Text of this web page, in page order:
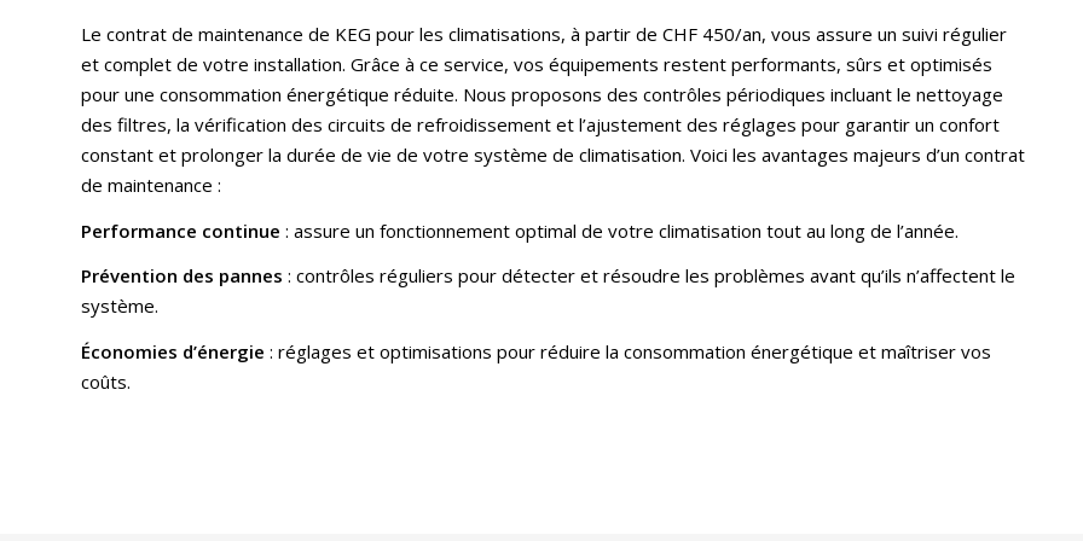
Le contrat de maintenance de KEG pour les climatisations, à partir de CHF 450/an, vous assure un suivi régulier
et complet de votre installation. Grâce à ce service, vos équipements restent performants, sûrs et optimisés
pour une consommation énergétique réduite. Nous proposons des contrôles périodiques incluant le nettoyage
des filtres, la vérification des circuits de refroidissement et l’ajustement des réglages pour garantir un confort
constant et prolonger la durée de vie de votre système de climatisation. Voici les avantages majeurs d’un contrat
de maintenance :
Performance continue : assure un fonctionnement optimal de votre climatisation tout au long de l’année.
Prévention des pannes : contrôles réguliers pour détecter et résoudre les problèmes avant qu’ils n’affectent le
système.
Économies d’énergie : réglages et optimisations pour réduire la consommation énergétique et maîtriser vos
coûts.